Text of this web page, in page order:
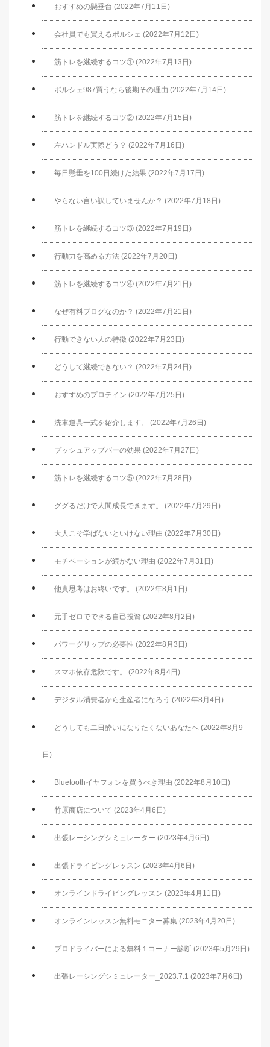
おすすめの懸垂台 (2022年7月11日)
会社員でも買えるポルシェ (2022年7月12日)
筋トレを継続するコツ① (2022年7月13日)
ポルシェ987買うなら後期その理由 (2022年7月14日)
筋トレを継続するコツ② (2022年7月15日)
左ハンドル実際どう？ (2022年7月16日)
毎日懸垂を100日続けた結果 (2022年7月17日)
やらない言い訳していませんか？ (2022年7月18日)
筋トレを継続するコツ③ (2022年7月19日)
行動力を高める方法 (2022年7月20日)
筋トレを継続するコツ④ (2022年7月21日)
なぜ有料ブログなのか？ (2022年7月21日)
行動できない人の特徴 (2022年7月23日)
どうして継続できない？ (2022年7月24日)
おすすめのプロテイン (2022年7月25日)
洗車道具一式を紹介します。 (2022年7月26日)
プッシュアップバーの効果 (2022年7月27日)
筋トレを継続するコツ⑤ (2022年7月28日)
ググるだけで人間成長できます。 (2022年7月29日)
大人こそ学ばないといけない理由 (2022年7月30日)
モチベーションが続かない理由 (2022年7月31日)
他責思考はお終いです。 (2022年8月1日)
元手ゼロでできる自己投資 (2022年8月2日)
パワーグリップの必要性 (2022年8月3日)
スマホ依存危険です。 (2022年8月4日)
デジタル消費者から生産者になろう (2022年8月4日)
どうしても二日酔いになりたくないあなたへ (2022年8月9
日)
Bluetoothイヤフォンを買うべき理由 (2022年8月10日)
竹原商店について (2023年4月6日)
出張レーシングシミュレーター (2023年4月6日)
出張ドライビングレッスン (2023年4月6日)
オンラインドライビングレッスン (2023年4月11日)
オンラインレッスン無料モニター募集 (2023年4月20日)
プロドライバーによる無料１コーナー診断 (2023年5月29日)
出張レーシングシミュレーター_2023.7.1 (2023年7月6日)